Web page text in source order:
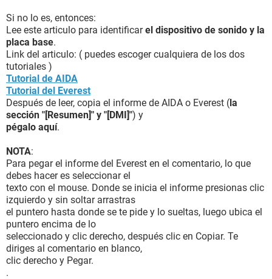
Si no lo es, entonces:
Lee este articulo para identificarel dispositivo de sonido y la
placa base.
Link del articulo: ( puedes escoger cualquiera de los dos
tutoriales )
Tutorial de AIDA
Tutorial del Everest
Después de leer, copia el informe de AIDA o Everest (la
sección "[Resumen]" y "[DMI]") y
pégalo aquí.
NOTA:
Para pegar el informe del Everest en el comentario, lo que
debes hacer es seleccionar el
texto con el mouse. Donde se inicia el informe presionas clic
izquierdo y sin soltar arrastras
el puntero hasta donde se te pide y lo sueltas, luego ubica el
puntero encima de lo
seleccionado y clic derecho, después clic en Copiar. Te
diriges al comentario en blanco,
clic derecho y Pegar.
.